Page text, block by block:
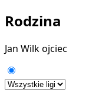
Rodzina
Jan Wilkojciec